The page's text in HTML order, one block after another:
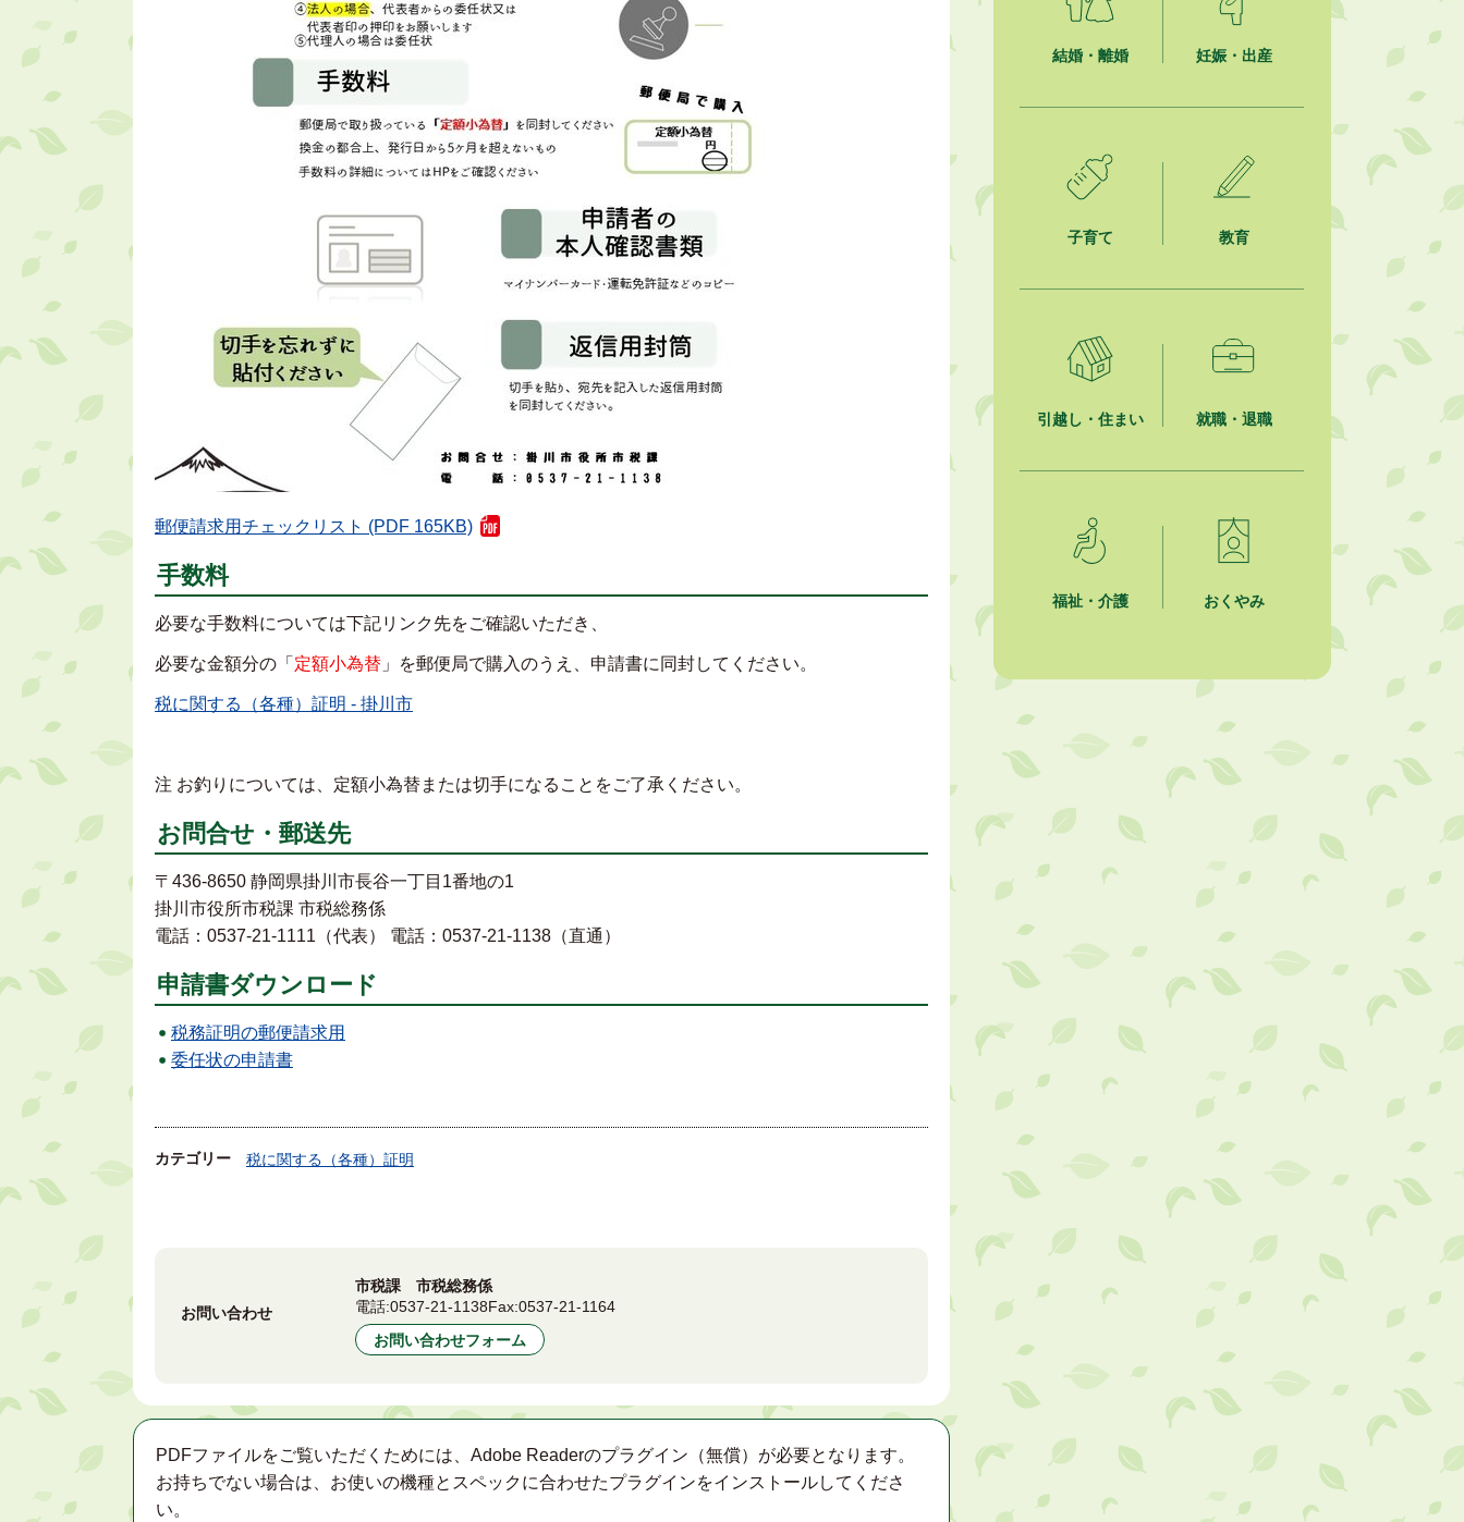
郵便請求用チェックリスト (PDF 165KB)
手数料
必要な手数料については下記リンク先をご確認いただき、
必要な金額分の「 定額小為替 」を郵便局で購入のうえ、申請書に同封してください。
税に関する（各種）証明 - 掛川市
注 お釣りについては、定額小為替または切手になることをご了承ください。
お問合せ・郵送先
〒436-8650 静岡県掛川市長谷一丁目1番地の1
掛川市役所市税課 市税総務係
電話：0537-21-1111（代表） 電話：0537-21-1138（直通）
申請書ダウンロード
税務証明の郵便請求用
委任状の申請書
カテゴリー 税に関する（各種）証明
お問い合わせ
市税課 市税総務係
電話:0537-21-1138Fax:0537-21-1164
お問い合わせフォーム
PDFファイルをご覧いただくためには、Adobe Readerのプラグイン（無償）が必要となります。
お持ちでない場合は、お使いの機種とスペックに合わせたプラグインをインストールしてくださ
い。
2026年8月3日
【参加者募集】プロ棋士から学ぼ
う！はじめての将棋教室
市民活動カレンダー（リスト形式）
2026年8月1日
市議会だより 第100号 (令和8年8月
人材育成講座 かけがわまちづくり
2026年7月31日
掛川市市民チャレンジ公募事業
ワ）～空き家で出会うもったいない
の宝物～」開催！！
水の日・水の週間ご存じですか？
掛川市自主運行バス掛川大須賀線に
ついて
結婚・離婚 妊娠・出産
子育て 教育
引越し・住まい 就職・退職
福祉・介護 おくやみ